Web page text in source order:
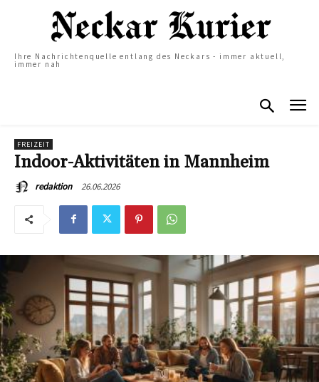
Ihre Nachrichtenquelle entlang des Neckars - immer aktuell,
immer nah
FREIZEIT
Indoor-Aktivitäten in Mannheim
redaktion 26.06.2026